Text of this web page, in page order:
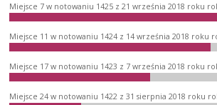
Miejsce 7 w notowaniu 1425 z 21 września 2018 roku
Miejsce 11 w notowaniu 1424 z 14 września 2018 roku
Miejsce 17 w notowaniu 1423 z 7 września 2018 roku
Miejsce 24 w notowaniu 1422 z 31 sierpnia 2018 roku